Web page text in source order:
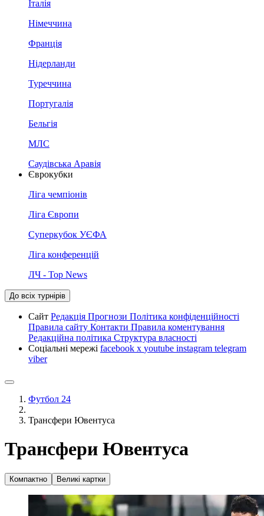
Італія
Німеччина
Франція
Нідерланди
Туреччина
Португалія
Бельгія
МЛС
Саудівська Аравія
Єврокубки
Ліга чемпіонів
Ліга Європи
Суперкубок УЄФА
Ліга конференцій
ЛЧ - Top News
До всіх турнірів
Сайт Редакція Прогнози Політика конфіденційності
Правила сайту Контакти Правила коментування
Редакційна політика Структура власності
Соціальні мережі facebook x youtube instagram telegram
viber
Футбол 24
Трансфери Ювентуса
Трансфери Ювентуса
Компактно Великі картки